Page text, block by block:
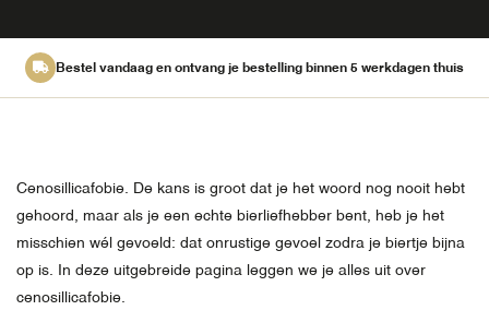
Bestel vandaag en ontvang je bestelling binnen 5 werkdagen thuis
Cenosillicafobie. De kans is groot dat je het woord nog nooit hebt
gehoord, maar als je een echte bierliefhebber bent, heb je het
misschien wél gevoeld: dat onrustige gevoel zodra je biertje bijna
op is. In deze uitgebreide pagina leggen we je alles uit over
cenosillicafobie.